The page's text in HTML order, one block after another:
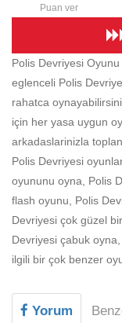
Silah
Basketbol
Motor
Beceri
Komik
Macera
Mario
Savaş
Puan ver
Polis Devriyesi
eglenceli Polis
rahatca
için her yasa uygun
arkadaslarinizla
Polis Devriyesi
oyununu oyna, Polis
flash oyunu, Polis
Devriyesi çok güzel
Devriyesi çabuk
ilgili bir çok benzer
Yorum